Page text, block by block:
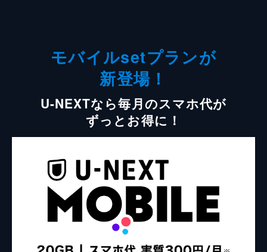
モバイルsetプランが
新登場！
U-NEXTなら毎月のスマホ代が
ずっとお得に！